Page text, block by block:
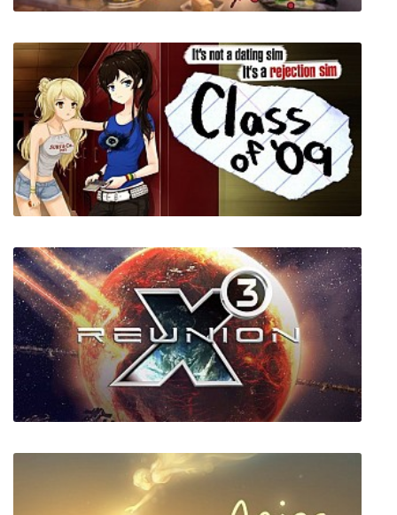
Cooking Simulator
Class of '09